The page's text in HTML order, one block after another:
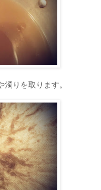
りを取ります。